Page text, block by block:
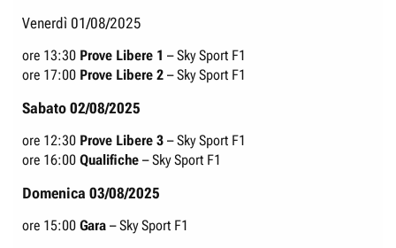
Venerdì 01/08/2025​
ore 13:30 Prove Libere 1 – Sky Sport F1
ore 17:00 Prove Libere 2 – Sky Sport F1
Sabato 02/08/2025
ore 12:30 Prove Libere 3 – Sky Sport F1
ore 16:00 Qualifiche – Sky Sport F1
Domenica 03/08/2025
ore 15:00 Gara – Sky Sport F1